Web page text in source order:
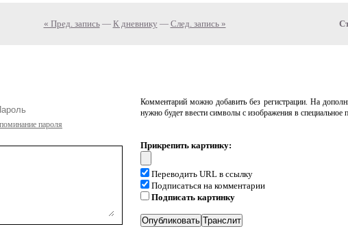
« Пред. запись— К дневнику — След. запись »
пароля
Комментарий можно добавить без регистрации. На
нужно будет ввести символы с изображения в специальное
Прикрепить картинку:
Переводить URL в ссылку
Подписаться на комментарии
Подписать картинку